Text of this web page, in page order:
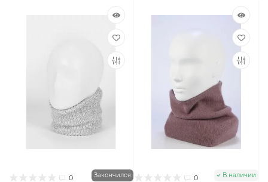
0 Закончился 0 В наличии